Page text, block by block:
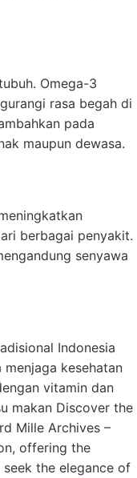
Omega-3
rasa begah di
pada
maupun dewasa.
berbagai penyakit.
senyawa
Indonesia
kesehatan
vitamin dan
makan Discover the
Mille Archives –
offering the
the elegance of